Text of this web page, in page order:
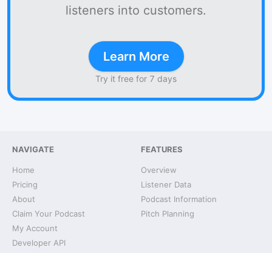
listeners into customers.
Learn More
Try it free for 7 days
NAVIGATE
Home
Pricing
About
Claim Your Podcast
My Account
Developer API
FEATURES
Overview
Listener Data
Podcast Information
Pitch Planning